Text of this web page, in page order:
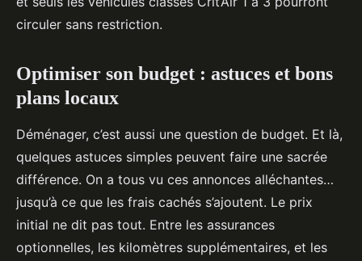
circuler sans restriction.
Optimiser son budget : astuces et bons
plans locaux
Déménager, c’est aussi une question de budget. Et là,
quelques astuces simples peuvent faire une sacrée
différence. On a tous vu ces annonces alléchantes…
jusqu’à ce que les frais cachés s’ajoutent. Le prix
initial ne dit pas tout. Entre les assurances
optionnelles, les kilomètres supplémentaires, et les